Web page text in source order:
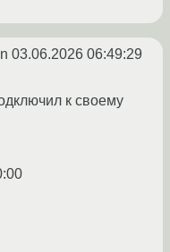
03.06.2026 06:49:29
к своему